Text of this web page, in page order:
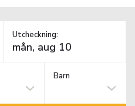
Utcheckning:
Barn